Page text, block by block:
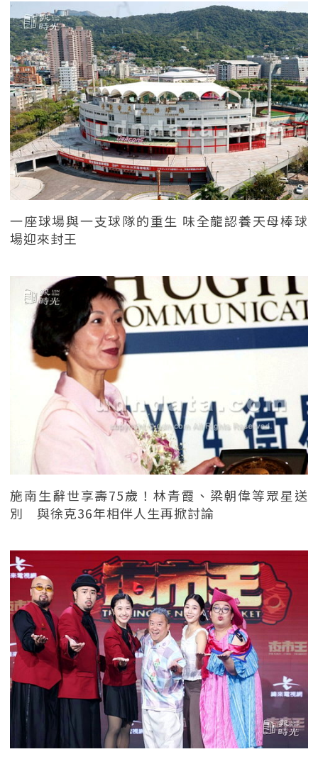
一座球場與一支球隊的重生 味全龍認養天母棒球
場迎來封王
施南生辭世享壽75歲！林青霞、梁朝偉等眾星送
別 與徐克36年相伴人生再掀討論